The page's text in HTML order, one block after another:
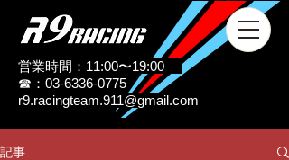
営業時間：11:00〜19:00
☎：03-6336-0775
r9.racingteam.911@gmail.com
記事